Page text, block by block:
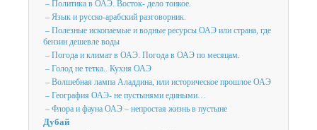
– Политика в ОАЭ. Восток- дело тонкое.
– Язык и русско-арабский разговорник.
– Полезные ископаемые и водные ресурсы ОАЭ или страна, где
бензин дешевле воды
– Погода и климат в ОАЭ. Погода в ОАЭ по месяцам.
– Голод не тетка.. Кухня ОАЭ
– Волшебная лампа Аладдина, или историческое прошлое ОАЭ
– География ОАЭ- не пустынями едиными…
– Флора и фауна ОАЭ – непростая жизнь в пустыне
Дубай